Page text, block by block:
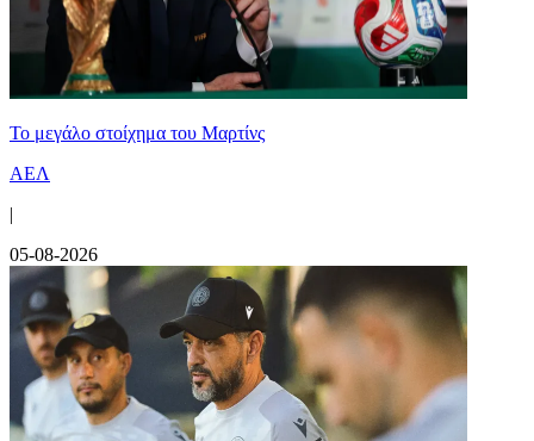
Το μεγάλο στοίχημα του Μαρτίνς
ΑΕΛ
|
05-08-2026